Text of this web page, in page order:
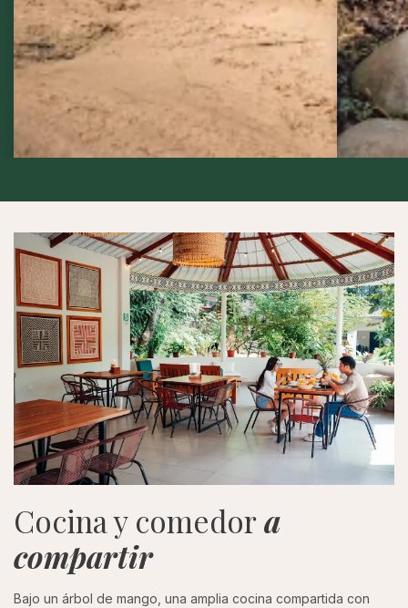
Cocina y comedora
compartir
Bajo un árbol de mango, una amplia cocina compartida con